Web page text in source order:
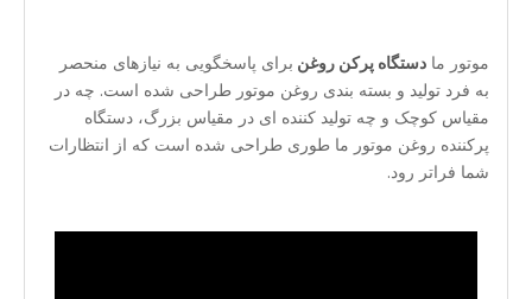
موتور ما دستگاه پرکن روغن برای پاسخگویی به نیازهای منحصر
به فرد تولید و بسته بندی روغن موتور طراحی شده است. چه در
مقیاس کوچک و چه تولید کننده ای در مقیاس بزرگ، دستگاه
پرکننده روغن موتور ما طوری طراحی شده است که از انتظارات
شما فراتر رود.